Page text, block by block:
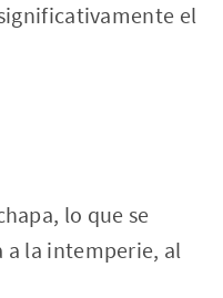
el
lo que se
a la intemperie, al